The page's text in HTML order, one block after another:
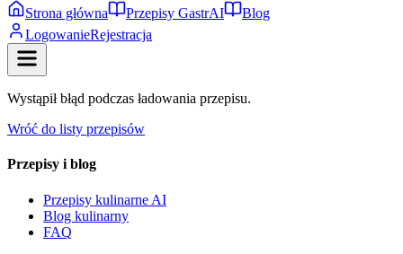
Strona główna
Przepisy GastrAI
Blog
LogowanieRejestracja
Wystąpił błąd podczas ładowania przepisu.
Wróć do listy przepisów
Przepisy i blog
Przepisy kulinarne AI
Blog kulinarny
FAQ